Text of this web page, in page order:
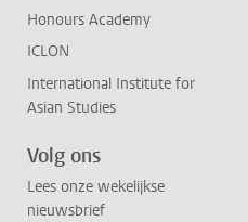
Honours Academy
ICLON
International Institute for
Asian Studies
Volg ons
Lees onze wekelijkse
nieuwsbrief